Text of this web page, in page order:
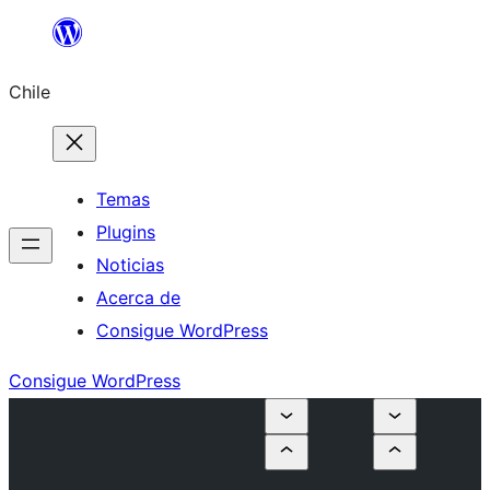
Saltar
contenido
Chile
Temas
Plugins
Noticias
Acerca de
Consigue WordPress
Consigue WordPress